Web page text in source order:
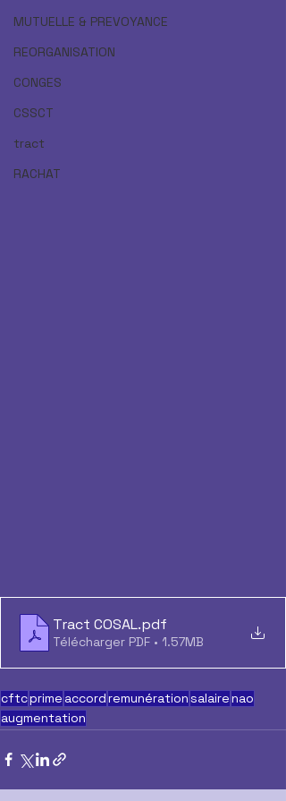
MUTUELLE & PREVOYANCE
REORGANISATION
CONGES
CSSCT
tract
RACHAT
Tract COSAL.pdf
Télécharger PDF • 1.57MB
cftcprime accordremunérationsalairenao
augmentation